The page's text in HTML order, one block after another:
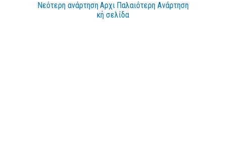
Νεότερη ανάρτηση Παλαιότερη Ανάρτηση
Αρχι
κή σελίδα